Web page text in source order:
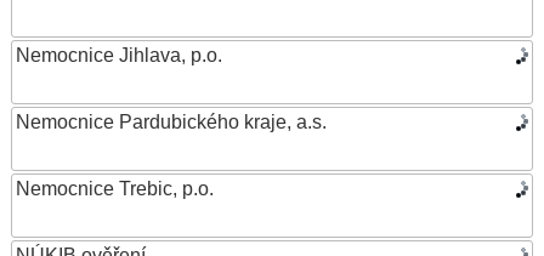
Nemocnice Jihlava, p.o.
Nemocnice Pardubického kraje, a.s.
Nemocnice Trebic, p.o.